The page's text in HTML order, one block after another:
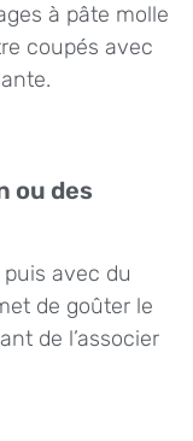
à pâte molle
coupés avec
ou des
puis avec du
de goûter le
de l’associer